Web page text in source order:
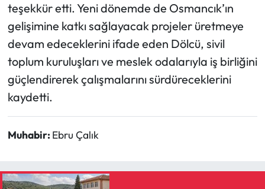
teşekkür etti. Yeni dönemde de Osmancık’ın
gelişimine katkı sağlayacak projeler üretmeye
devam edeceklerini ifade eden Dölcü, sivil
toplum kuruluşları ve meslek odalarıyla iş birliğini
güçlendirerek çalışmalarını sürdüreceklerini
kaydetti.
Muhabir: Ebru Çalık
Uğurludağ Haberleri
Yaşam
Yayla Haber
Yerel Haberler